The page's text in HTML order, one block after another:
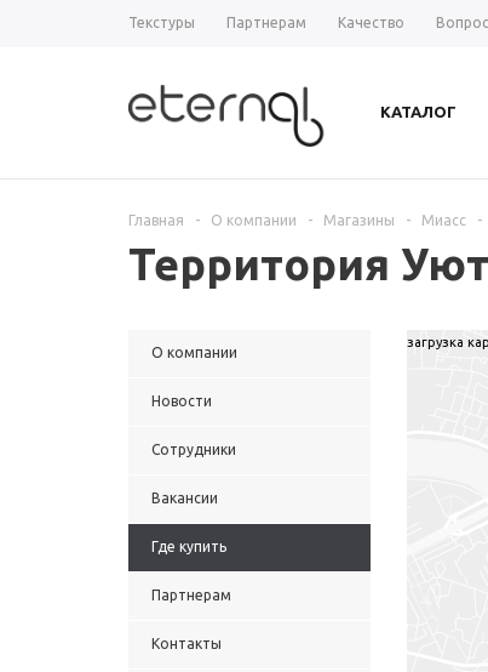
Текстуры Партнерам Качество
КАТАЛОГ
Главная - О компании - Магазины - Миасс -
Территория
О компании
Новости
Сотрудники
Вакансии
Где купить
Партнерам
Контакты
загрузка